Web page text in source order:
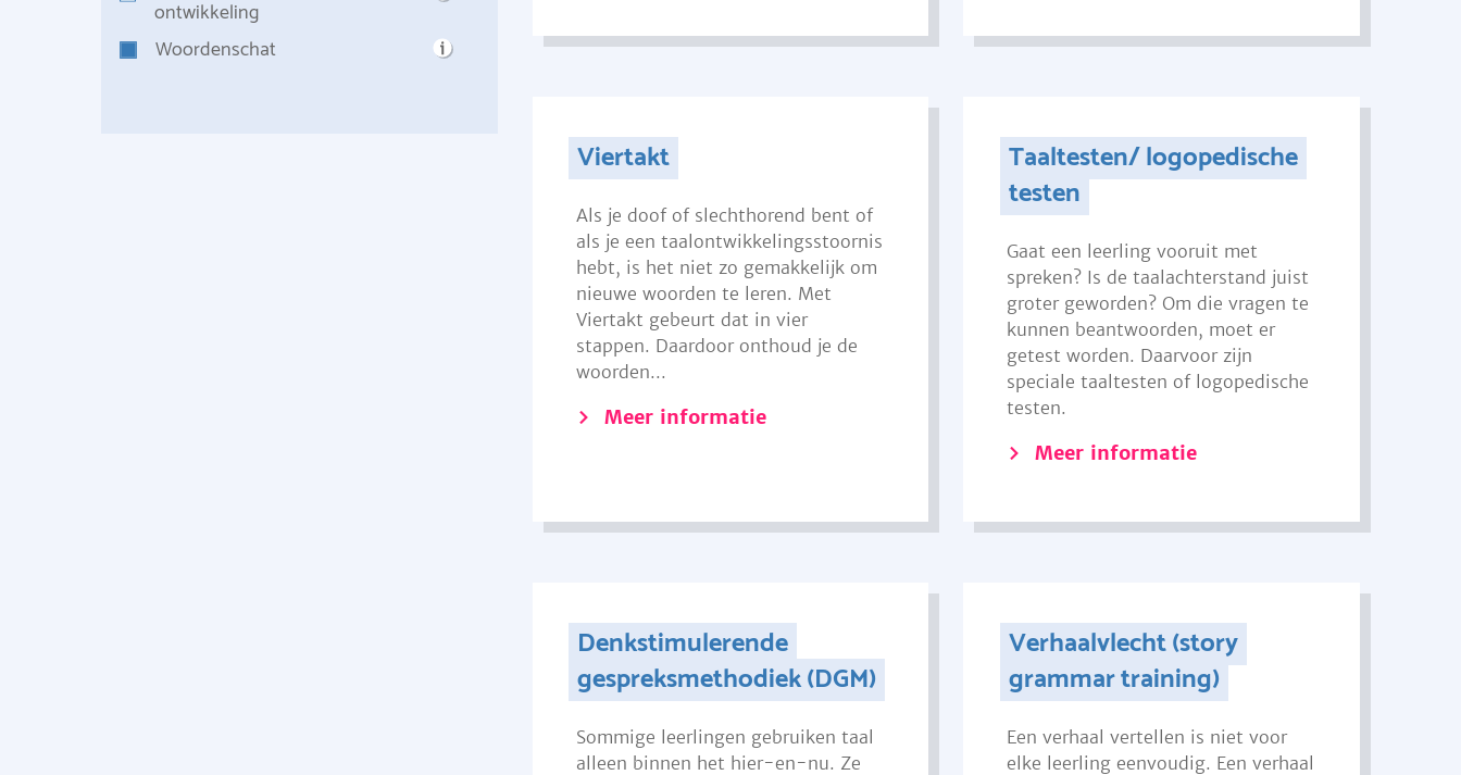
ontwikkeling
Woordenschat
Viertakt
Als je doof of slechthorend bent of
als je een taalontwikkelingsstoornis
hebt, is het niet zo gemakkelijk om
nieuwe woorden te leren. Met
Viertakt gebeurt dat in vier
stappen. Daardoor onthoud je de
woorden...
Meer informatie
Taaltesten/ logopedische
testen
Gaat een leerling vooruit met
spreken? Is de taalachterstand juist
groter geworden? Om die vragen te
kunnen beantwoorden, moet er
getest worden. Daarvoor zijn
speciale taaltesten of logopedische
testen.
Meer informatie
Denkstimulerende
gespreksmethodiek (DGM)
Sommige leerlingen gebruiken taal
alleen binnen het hier-en-nu. Ze
Verhaalvlecht (story
grammar training)
Een verhaal vertellen is niet voor
elke leerling eenvoudig. Een verhaal